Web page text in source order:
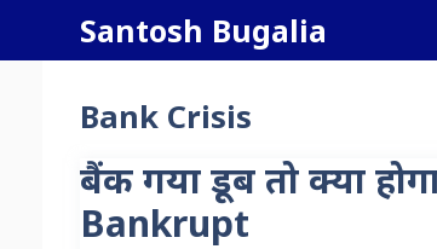
Santosh Bugalia
Bank Crisis
बैंक गया डूब तो क्या
Bankrupt